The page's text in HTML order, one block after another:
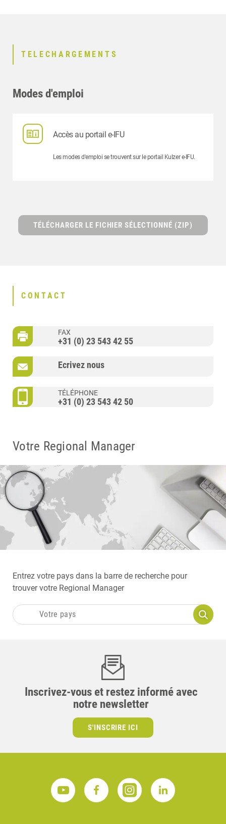
TELECHARGEMENTS
Modes d'emploi
Accès au portail e-IFU
Les modes d'emploi se trouvent sur le portail Kulzer e-IFU.
TÉLÉCHARGER LE FICHIER SÉLECTIONNÉ (ZIP)
CONTACT
FAX
+31 (0) 23 543 42 55
Ecrivez nous
TÉLÉPHONE
+31 (0) 23 543 42 50
Votre Regional Manager
Entrez votre pays dans la barre de recherche pour
trouver votre Regional Manager
Inscrivez-vous et restez informé avec
notre newsletter
S'INSCRIRE ICI